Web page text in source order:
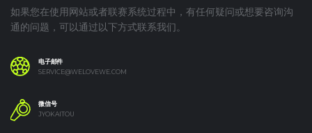
如果您在使用网站或者联赛系统过程中，有任何疑问或想要咨询沟
通的问题，可以通过以下方式联系我们。
电子邮件
SERVICE@WELOVEWE.COM
微信号
JYOKAITOU